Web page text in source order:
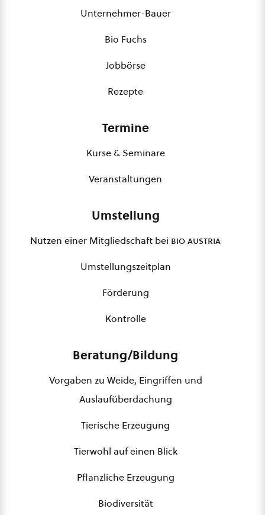
Unternehmer-Bauer
Bio Fuchs
Jobbörse
Rezepte
Termine
Kurse & Seminare
Veranstaltungen
Umstellung
Nutzen einer Mitgliedschaft bei bio austria
Umstellungszeitplan
Förderung
Kontrolle
Beratung/Bildung
Vorgaben zu Weide, Eingriffen und
Auslaufüberdachung
Tierische Erzeugung
Tierwohl auf einen Blick
Pflanzliche Erzeugung
Biodiversität